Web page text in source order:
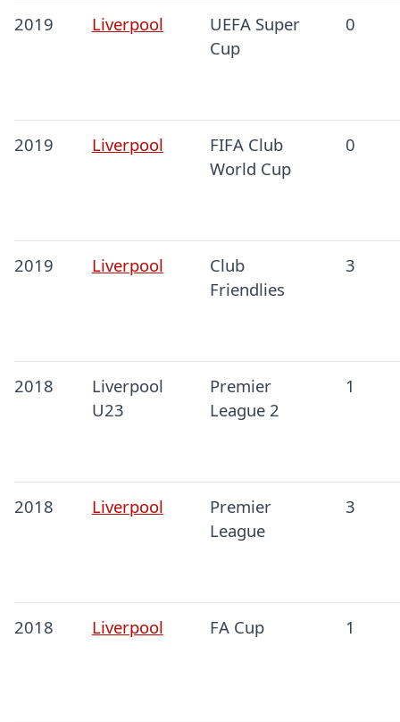
2019 Liverpool
UEFA Super
Cup
0
2019 Liverpool
FIFA Club
World Cup
0
2019 Liverpool
Club
Friendlies
3
2018
Liverpool
U23
Premier
League 2
1
2018 Liverpool
Premier
League
3
2018 Liverpool FA Cup 1